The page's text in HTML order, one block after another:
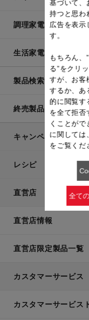
調理家電
生活家電
製品検索一覧
終売製品一覧
キャンペーン・特集
レシピ
直営店
直営店情報
直営店限定製品一覧
カスタマーサービス
カスタマーサービス
基づいて、
持つと思わ
広告を表示
す。
もちろん、
る”をクリ
すが、お客
するか、あ
的に閲覧す
を全て拒否
くことが
に関しては
をご覧くだ
全て